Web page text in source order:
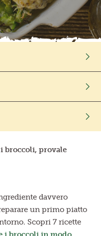
ricetta da reinventare
il trucco
broccoli, provale
davvero
un primo piatto
Scopri 7 ricette